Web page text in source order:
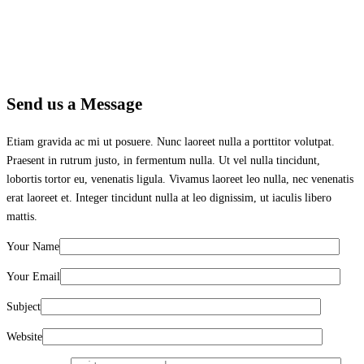
Send us a Message
Etiam gravida ac mi ut posuere. Nunc laoreet nulla a porttitor volutpat.
Praesent in rutrum justo, in fermentum nulla. Ut vel nulla tincidunt,
lobortis tortor eu, venenatis ligula. Vivamus laoreet leo nulla, nec venenatis
erat laoreet et. Integer tincidunt nulla at leo dignissim, ut iaculis libero
mattis.
Your Name
Your Email
Subject
Website